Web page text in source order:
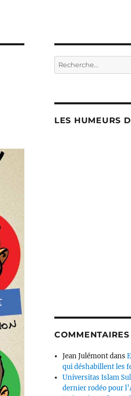
Recherche
pour :
LES HUMEURS
Jean Julémontdans
qui déshabillent les
Universitas Islam
dernier rodéo pour